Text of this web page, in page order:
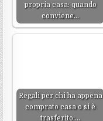
propria casa: quando
conviene…
Regali per chi ha appena
comprato casa o si è
trasferito:…